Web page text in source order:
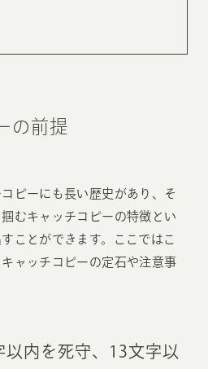
の前提
ピーにも長い歴史があり、そ
むキャッチコピーの特徴とい
ことができます。ここではこ
ャッチコピーの定石や注意事
以内を死守、13文字以